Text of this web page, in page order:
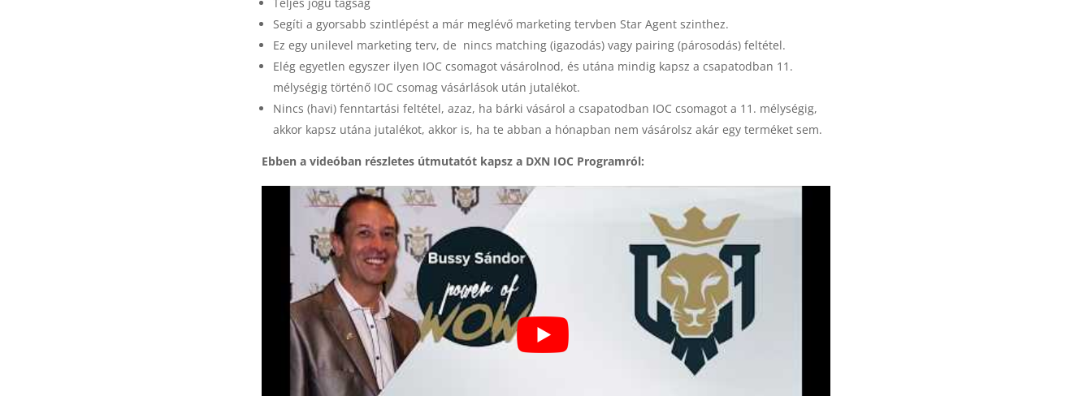
Segíti a gyorsabb szintlépést a már meglévő marketing tervben Star Agent szinthez.
Ez egy unilevel marketing terv, de nincs matching (igazodás) vagy pairing (párosodás) feltétel.
Elég egyetlen egyszer ilyen IOC csomagot vásárolnod, és utána mindig kapsz a csapatodban 11.
mélységig történő IOC csomag vásárlások után jutalékot.
Nincs (havi) fenntartási feltétel, azaz, ha bárki vásárol a csapatodban IOC csomagot a 11. mélységig,
akkor kapsz utána jutalékot, akkor is, ha te abban a hónapban nem vásárolsz akár egy terméket sem.
Ebben a videóban részletes útmutatót kapsz a DXN IOC Programról: